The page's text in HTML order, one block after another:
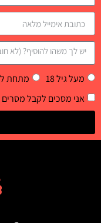
מעל גיל 18
מתחת
אני מסכים לקבל